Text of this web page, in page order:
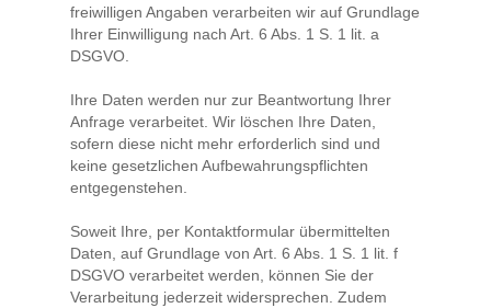
freiwilligen Angaben verarbeiten wir auf Grundlage
Ihrer Einwilligung nach Art. 6 Abs. 1 S. 1 lit. a
DSGVO.
Ihre Daten werden nur zur Beantwortung Ihrer
Anfrage verarbeitet. Wir löschen Ihre Daten,
sofern diese nicht mehr erforderlich sind und
keine gesetzlichen Aufbewahrungspflichten
entgegenstehen.
Soweit Ihre, per Kontaktformular übermittelten
Daten, auf Grundlage von Art. 6 Abs. 1 S. 1 lit. f
DSGVO verarbeitet werden, können Sie der
Verarbeitung jederzeit widersprechen. Zudem